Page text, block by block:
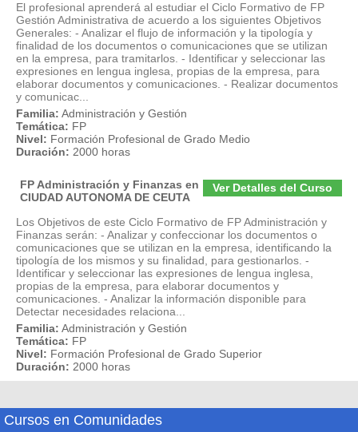
El profesional aprenderá al estudiar el Ciclo Formativo de FP
Gestión Administrativa de acuerdo a los siguientes Objetivos
Generales: - Analizar el flujo de información y la tipología y
finalidad de los documentos o comunicaciones que se utilizan
en la empresa, para tramitarlos. - Identificar y seleccionar las
expresiones en lengua inglesa, propias de la empresa, para
elaborar documentos y comunicaciones. - Realizar documentos
y comunicac...
Familia: Administración y Gestión
Temática: FP
Nivel: Formación Profesional de Grado Medio
Duración: 2000 horas
Ver Detalles del Curso
FP Administración y Finanzas en
CIUDAD AUTONOMA DE CEUTA
Los Objetivos de este Ciclo Formativo de FP Administración y
Finanzas serán: - Analizar y confeccionar los documentos o
comunicaciones que se utilizan en la empresa, identificando la
tipología de los mismos y su finalidad, para gestionarlos. -
Identificar y seleccionar las expresiones de lengua inglesa,
propias de la empresa, para elaborar documentos y
comunicaciones. - Analizar la información disponible para
Detectar necesidades relaciona...
Familia: Administración y Gestión
Temática: FP
Nivel: Formación Profesional de Grado Superior
Duración: 2000 horas
Cursos en Comunidades